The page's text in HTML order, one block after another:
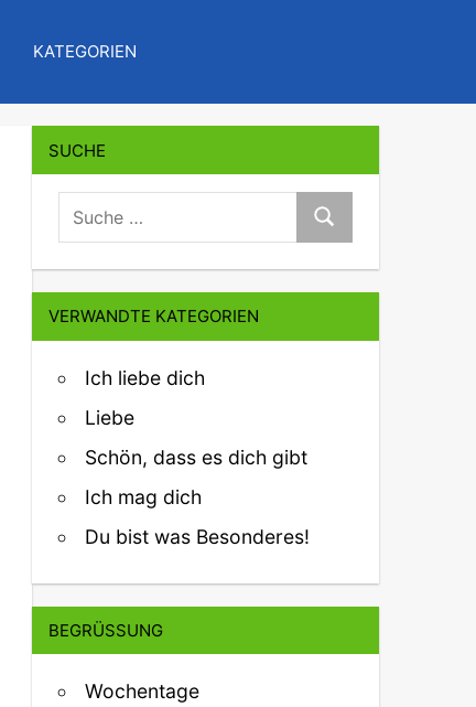
KATEGORIEN
SUCHE
suche:
Suche
VERWANDTE KATEGORIEN
Ich liebe dich
Liebe
Schön, dass es dich gibt
Ich mag dich
Du bist was Besonderes!
BEGRÜSSUNG
Wochentage